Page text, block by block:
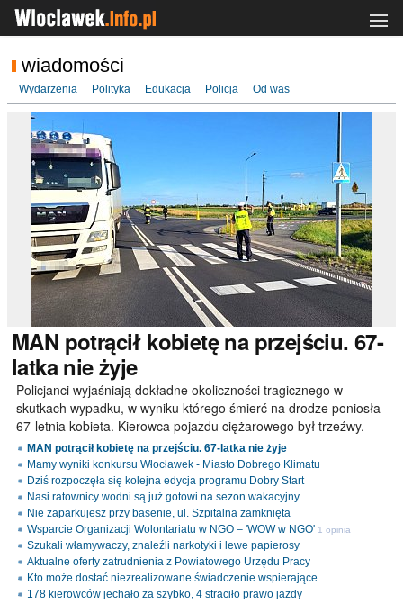
wiadomości
Wydarzenia Polityka Edukacja Policja Od was
MAN potrącił kobietę na przejściu. 67-
latka nie żyje
Policjanci wyjaśniają dokładne okoliczności tragicznego w
skutkach wypadku, w wyniku którego śmierć na drodze poniosła
67-letnia kobieta. Kierowca pojazdu ciężarowego był trzeźwy.
MAN potrącił kobietę na przejściu. 67-latka nie żyje
Mamy wyniki konkursu Włocławek - Miasto Dobrego Klimatu
Dziś rozpoczęła się kolejna edycja programu Dobry Start
Nasi ratownicy wodni są już gotowi na sezon wakacyjny
Nie zaparkujesz przy basenie, ul. Szpitalna zamknięta
Wsparcie Organizacji Wolontariatu w NGO – 'WOW w NGO' 1 opinia
Szukali włamywaczy, znaleźli narkotyki i lewe papierosy
Aktualne oferty zatrudnienia z Powiatowego Urzędu Pracy
Kto może dostać niezrealizowane świadczenie wspierające
178 kierowców jechało za szybko, 4 straciło prawo jazdy